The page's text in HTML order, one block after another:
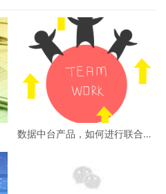
数据中台产品，如何进行联合项